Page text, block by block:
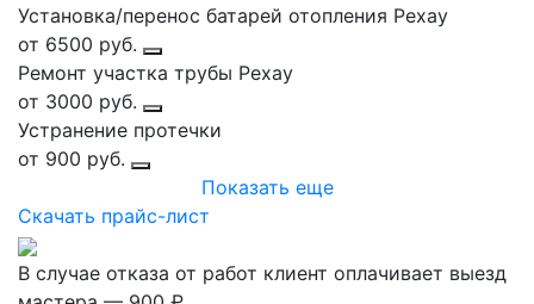
Установка/перенос батарей отопления Рехау
от 6500 руб.
Ремонт участка трубы Рехау
от 3000 руб.
Устранение протечки
от 900 руб.
Показать еще
Скачать прайс-лист
В случае отказа от работ клиент оплачивает выезд